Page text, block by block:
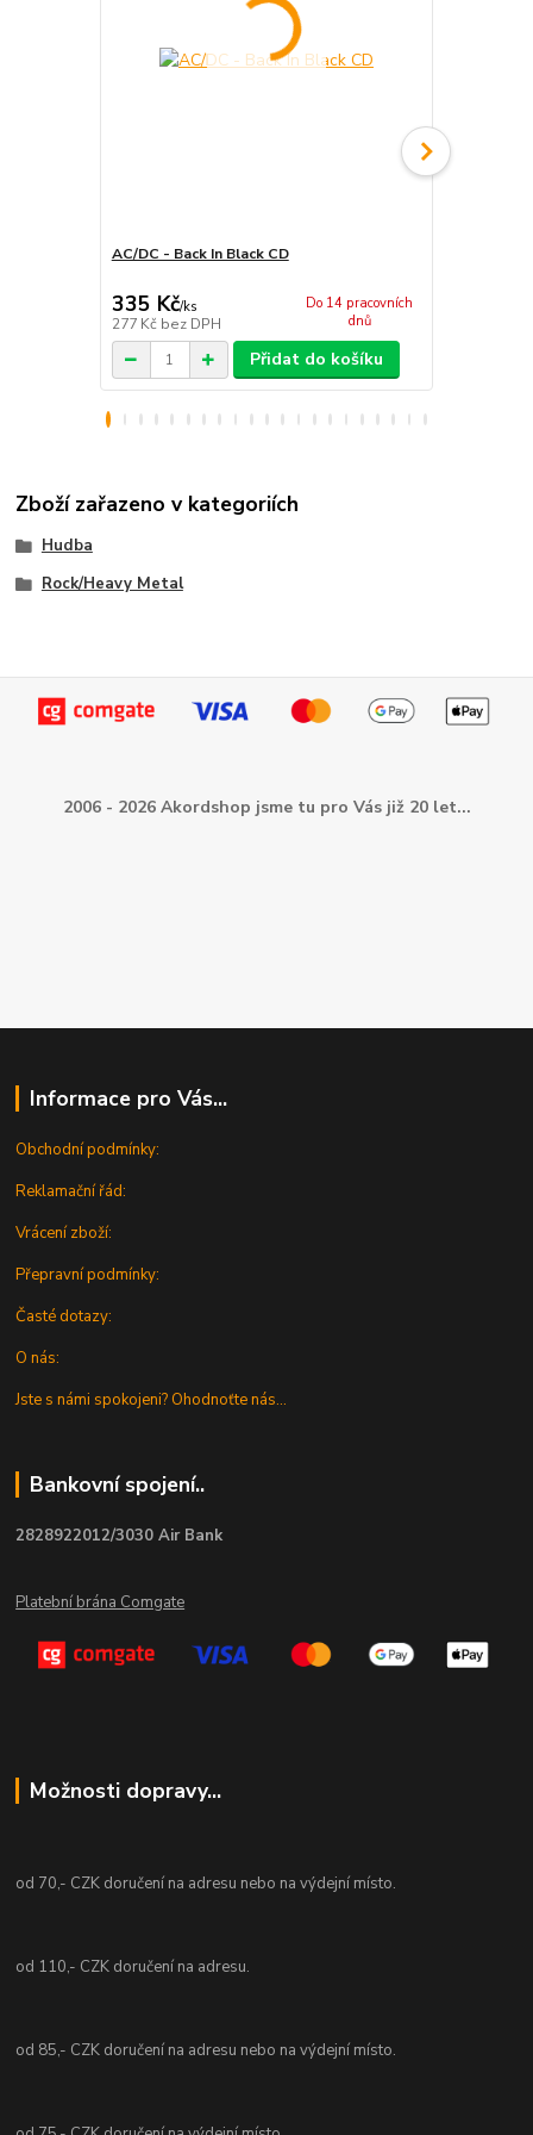
AC/DC - Back In Black CD
335 Kč/ks
277 Kč bez DPH
Do 14 pracovních
dnů
Přidat do košíku
Zboží zařazeno v kategoriích
Hudba
Rock/Heavy Metal
2006 - 2026 Akordshop jsme tu pro Vás již 20 let...
Informace pro Vás...
Obchodní podmínky:
Reklamační řád:
Vrácení zboží:
Přepravní podmínky:
Časté dotazy:
O nás:
Jste s námi spokojeni? Ohodnoťte nás...
Bankovní spojení..
2828922012/3030 Air Bank
Platební brána Comgate
Možnosti dopravy...
od 70,- CZK doručení na adresu nebo na výdejní místo.
od 110,- CZK doručení na adresu.
od 85,- CZK doručení na adresu nebo na výdejní místo.